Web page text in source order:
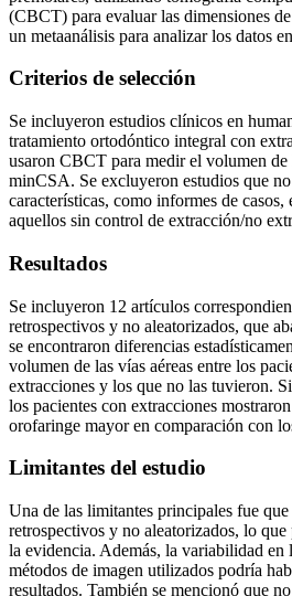
(CBCT) para evaluar las dimensiones
un metaanálisis para analizar los datos
Criterios de selección
Se incluyeron estudios clínicos en
tratamiento ortodóntico integral con
usaron CBCT para medir el volumen de
minCSA. Se excluyeron estudios que
características, como informes de casos,
aquellos sin control de extracción/no
Resultados
Se incluyeron 12 artículos
retrospectivos y no aleatorizados, que
se encontraron diferencias
volumen de las vías aéreas entre los
extracciones y los que no las tuvieron.
los pacientes con extracciones
orofaringe mayor en comparación con
Limitantes del estudio
Una de las limitantes principales fue
retrospectivos y no aleatorizados, lo
la evidencia. Además, la variabilidad en
métodos de imagen utilizados podría
resultados. También se mencionó que